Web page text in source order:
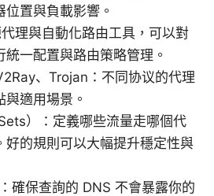
置與負載影響。
理與自動化路由工具，可以對
一配置與路由策略管理。
、Trojan：不同协议的代理
適用場景。
）：定義哪些流量走哪個代
好的規則可以大幅提升穩定性與
確保查詢的 DNS 不會暴露你的